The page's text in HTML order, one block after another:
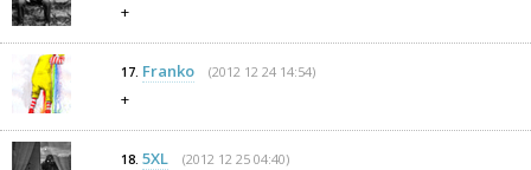
+
17. Franko (2012 12 24 14:54)
+
18. 5XL (2012 12 25 04:40)